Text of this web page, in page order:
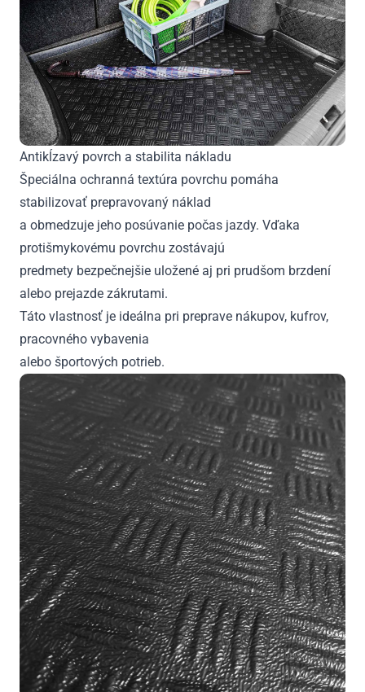
Antikĺzavý povrch a stabilita nákladu
Špeciálna ochranná textúra povrchu pomáha
stabilizovať prepravovaný náklad
a obmedzuje jeho posúvanie počas jazdy. Vďaka
protišmykovému povrchu zostávajú
predmety bezpečnejšie uložené aj pri prudšom brzdení
alebo prejazde zákrutami.
Táto vlastnosť je ideálna pri preprave nákupov, kufrov,
pracovného vybavenia
alebo športových potrieb.